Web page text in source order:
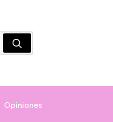
Opiniones